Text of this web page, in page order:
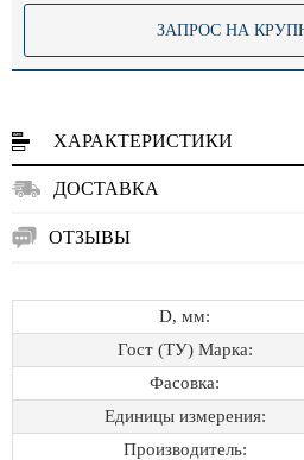
ЗАПРОС НА
ХАРАКТЕРИСТИКИ
ДОСТАВКА
ОТЗЫВЫ
D, мм:
Гост (ТУ) Марка:
Фасовка:
Единицы измерения:
Производитель: